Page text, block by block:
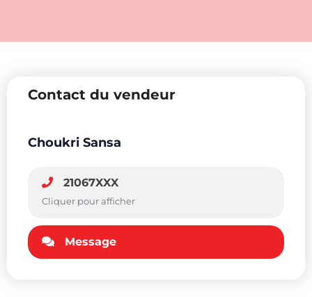
Contact du vendeur
Choukri Sansa
21067XXX
Cliquer pour afficher
Message